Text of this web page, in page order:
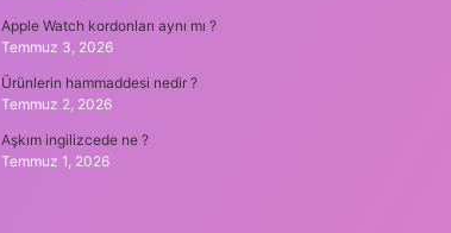
Apple Watch kordonları aynı mı ?
Temmuz 3, 2026
Ürünlerin hammaddesi nedir ?
Temmuz 2, 2026
Aşkım ingilizcede ne ?
Temmuz 1, 2026